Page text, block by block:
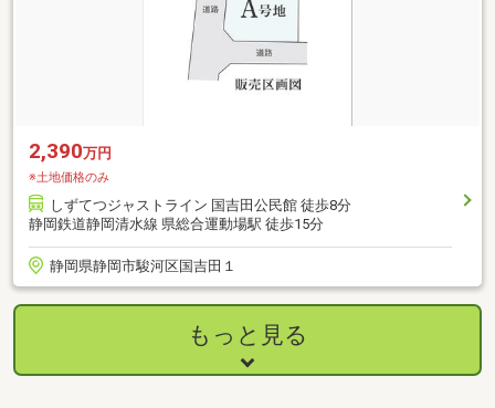
2,390万円
※土地価格のみ
しずてつジャストライン 国吉田公民館 徒歩8分
静岡鉄道静岡清水線 県総合運動場駅 徒歩15分
静岡県静岡市駿河区国吉田１
もっと見る